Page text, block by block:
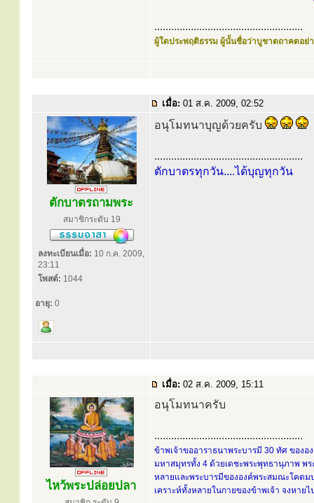
.....................................................
ผู้ใดประพฤติธรรม ผู้นั้นชื่อว่าบูชาตถาคตอย่า
เมื่อ: 01 ส.ค. 2009, 02:52
ตักบาตรถามพระ
สมาชิกระดับ 19
ลงทะเบียนเมื่อ: 10 ก.ค. 2009,
23:11
โพสต์: 1044
อายุ: 0
อนุโมทนาบุญด้วยครับ
.....................................................
ตักบาตรทุกวัน....ได้บุญทุกวัน
เมื่อ: 02 ส.ค. 2009, 15:11
ไหว้พระปล่อยปลา
อนุโมทนาครับ
.....................................................
ข้าพเจ้าขออาราธนาพระบารมี 30 ทัศ ของ
มหาสมุทรทั้ง 4 ด้วยเดชะพระพุทธานุภาพ พ
หลายและพระบารมีขององค์พระสมณะโคดม
เคราะห์ทั้งหลายในกายของข้าพเจ้า จงหา